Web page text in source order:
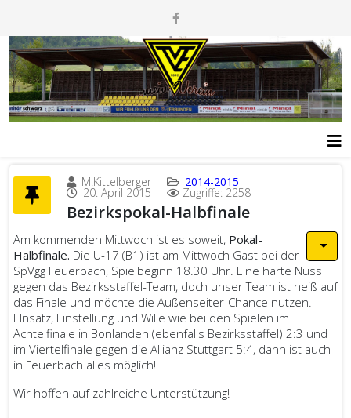
M.Kittelberger 2014-2015
20. April 2015 Zugriffe: 2258
Bezirkspokal-Halbfinale
Am kommenden Mittwoch ist es soweit, Pokal-
Halbfinale. Die U-17 (B1) ist am Mittwoch Gast bei der
SpVgg Feuerbach, Spielbeginn 18.30 Uhr. Eine harte Nuss
gegen das Bezirksstaffel-Team, doch unser Team ist heiß auf
das Finale und möchte die Außenseiter-Chance nutzen.
EInsatz, Einstellung und Wille wie bei den Spielen im
Achtelfinale in Bonlanden (ebenfalls Bezirksstaffel) 2:3 und
im Viertelfinale gegen die Allianz Stuttgart 5:4, dann ist auch
in Feuerbach alles möglich!
Wir hoffen auf zahlreiche Unterstützung!